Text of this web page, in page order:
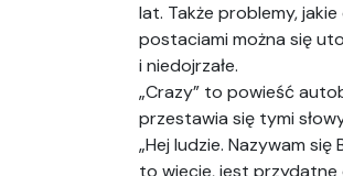
lat. Także problemy,
postaciami można się
i niedojrzałe.
„Crazy” to powieść
przestawia się tymi
„Hej ludzie. Nazywam
to wiecie, jest przydatne